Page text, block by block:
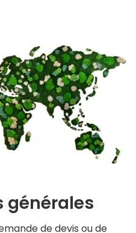
générales
de devis ou de